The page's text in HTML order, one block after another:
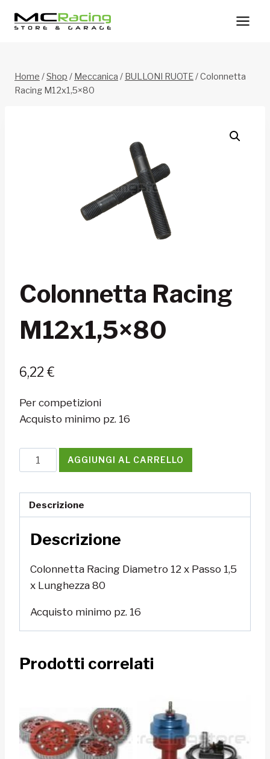
Home /Shop / Meccanica / BULLONI RUOTE/Colonnetta
Racing M12x1,5×80
Colonnetta Racing
M12x1,5×80
6,22 €
Per competizioni
Acquisto minimo pz. 16
Colonnetta
Racing
quantità
AGGIUNGI AL CARRELLO
Descrizione
Descrizione
Colonnetta Racing Diametro 12 x Passo 1,5
x Lunghezza 80
Acquisto minimo pz. 16
Prodotti correlati